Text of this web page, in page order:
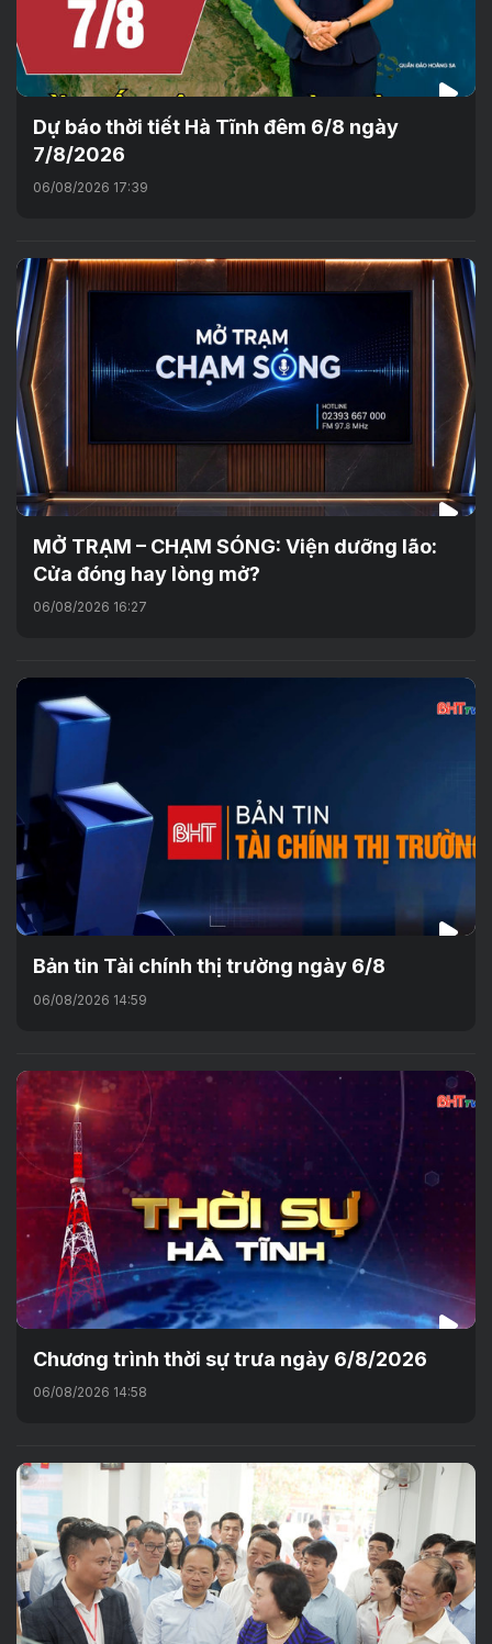
Dự báo thời tiết Hà Tĩnh đêm 6/8 ngày
7/8/2026
06/08/2026 17:39
MỞ TRẠM – CHẠM SÓNG: Viện dưỡng lão:
Cửa đóng hay lòng mở?
06/08/2026 16:27
Bản tin Tài chính thị trường ngày 6/8
06/08/2026 14:59
Chương trình thời sự trưa ngày 6/8/2026
06/08/2026 14:58